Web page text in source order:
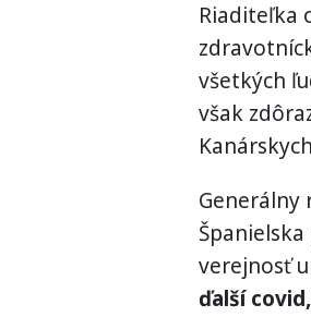
Riaditeľka
všetkých
však
Generálny
verejnosť
ďalší